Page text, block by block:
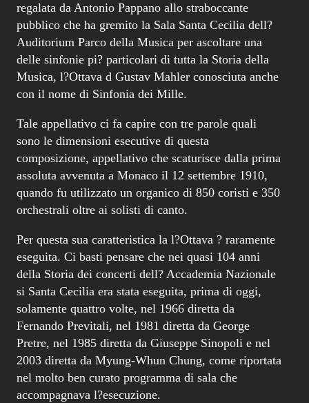
regalata da Antonio Pappano allo straboccante
pubblico che ha gremito la Sala Santa Cecilia dell?
Auditorium Parco della Musica per ascoltare una
delle sinfonie pi? particolari di tutta la Storia della
Musica, l?Ottava d Gustav Mahler conosciuta anche
con il nome di Sinfonia dei Mille.
Tale appellativo ci fa capire con tre parole quali
sono le dimensioni esecutive di questa
composizione, appellativo che scaturisce dalla prima
assoluta avvenuta a Monaco il 12 settembre 1910,
quando fu utilizzato un organico di 850 coristi e 350
orchestrali oltre ai solisti di canto.
Per questa sua caratteristica la l?Ottava ? raramente
eseguita. Ci basti pensare che nei quasi 104 anni
della Storia dei concerti dell? Accademia Nazionale
si Santa Cecilia era stata eseguita, prima di oggi,
solamente quattro volte, nel 1966 diretta da
Fernando Previtali, nel 1981 diretta da George
Pretre, nel 1985 diretta da Giuseppe Sinopoli e nel
2003 diretta da Myung-Whun Chung, come riportata
nel molto ben curato programma di sala che
accompagnava l?esecuzione.